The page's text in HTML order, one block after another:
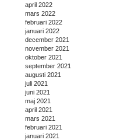
april 2022
mars 2022
februari 2022
januari 2022
december 2021
november 2021
oktober 2021
september 2021
augusti 2021
juli 2021
juni 2021
maj 2021
april 2021
mars 2021
februari 2021
januari 2021